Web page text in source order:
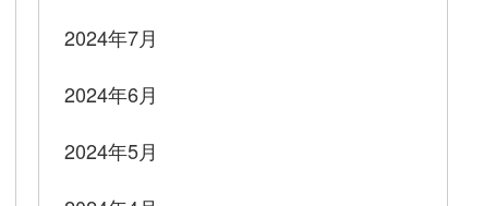
2024年7月
2024年6月
2024年5月